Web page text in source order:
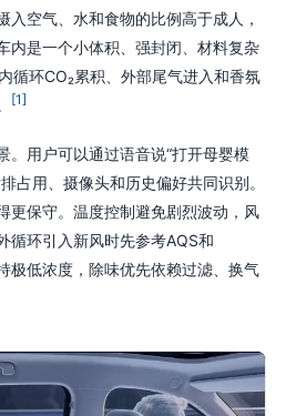
入空气、水和食物的比例高于成人，
内是一个小体积、强封闭、材料复杂
循环CO₂累积、外部尾气进入和香氛
[1]
。用户可以通过语音说“打开母婴模
占用、摄像头和历史偏好共同识别。
更保守。温度控制避免剧烈波动，风
循环引入新风时先参考AQS和
极低浓度，除味优先依赖过滤、换气